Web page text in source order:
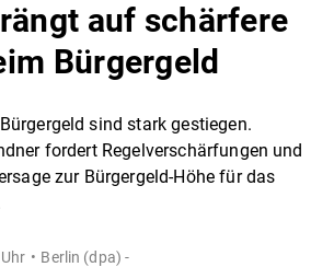
auf schärfere
Bürgergeld
sind stark gestiegen.
fordert Regelverschärfungen und
zur Bürgergeld-Höhe für das
Berlin (dpa) -